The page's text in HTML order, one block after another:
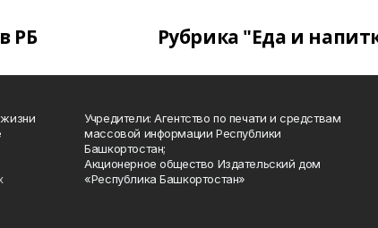
РБ Рубрика "Еда и
Учредители: Агентство по печати и средствам
массовой информации Республики
Башкортостан;
Акционерное общество Издательский дом
«Республика Башкортостан»